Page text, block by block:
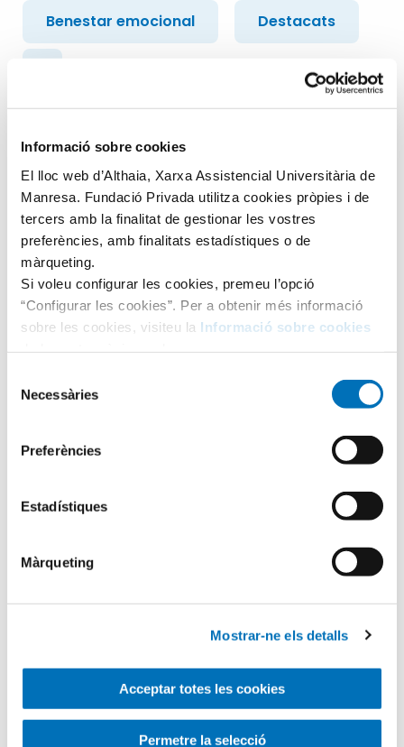
Informació sobre cookies
El lloc web d’Althaia, Xarxa Assistencial Universitària de
Manresa. Fundació Privada utilitza cookies pròpies i de
tercers amb la finalitat de gestionar les vostres
preferències, amb finalitats estadístiques o de
màrqueting.
Si voleu configurar les cookies, premeu l’opció
“Configurar les cookies”. Per a obtenir més informació
sobre les cookies, visiteu la Informació sobre cookies
Necessàries
Preferències
Estadístiques
Màrqueting
Mostrar-ne els detalls
Acceptar totes les cookies
Permetre la selecció
Benestar emocional Destacats
Tinc un problema amb el joc
d’apostes?
El joc online s’ha convertit en una moda entre els joves
degut a la publicitat i al fàcil accés...
LLEGIR ARTICLE
Search
Categories